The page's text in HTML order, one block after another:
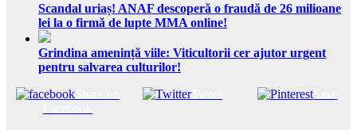
Scandal uriaș! ANAF descoperă o fraudă de 26 milioane
lei la o firmă de lupte MMA online!
Grindina amenință viile: Viticultorii cer ajutor urgent
pentru salvarea culturilor!
Tweet Save